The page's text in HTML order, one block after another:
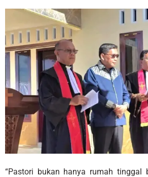
“Pastori bukan hanya rumah tinggal